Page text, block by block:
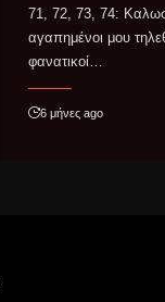
71, 72, 73, 74:
αγαπημένοι μου
φανατικοί…
6 μήνες ago